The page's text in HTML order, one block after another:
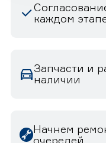
каждом
Запчасти и
наличии
Начнем
очередей